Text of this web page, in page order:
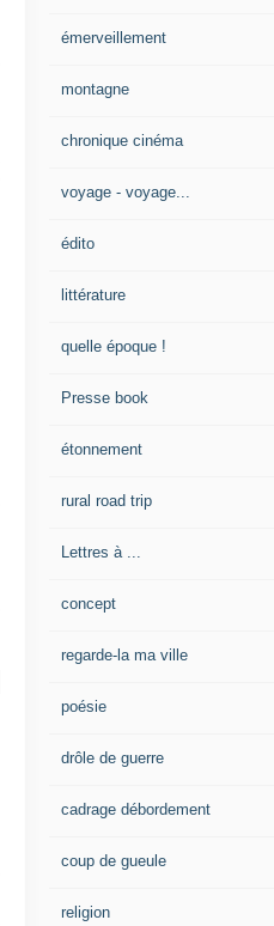
émerveillement
montagne
chronique cinéma
voyage - voyage...
édito
littérature
quelle époque !
Presse book
étonnement
rural road trip
Lettres à ...
concept
regarde-la ma ville
poésie
drôle de guerre
cadrage débordement
coup de gueule
religion